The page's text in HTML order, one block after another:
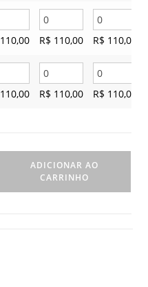
110,00 R$ 110,00 R$ 110,00
110,00 R$ 110,00 R$ 110,00
ADICIONAR AO
CARRINHO